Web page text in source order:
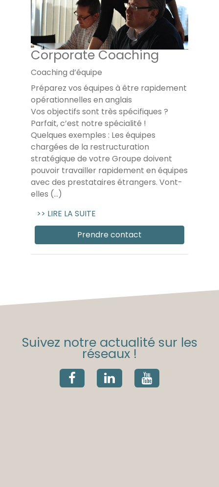
Corporate Coaching
Coaching d’équipe
Préparez vos équipes à être rapidement
opérationnelles en anglais
Vos objectifs sont très spécifiques ?
Parfait, c’est notre spécialité !
Quelques exemples : Les équipes
chargées de la restructuration
stratégique de votre Groupe doivent
pouvoir travailler rapidement en équipes
avec des prestataires étrangers. Vont-
elles (...)
>> LIRE LA SUITE
Prendre contact
Suivez notre actualité sur les
réseaux !